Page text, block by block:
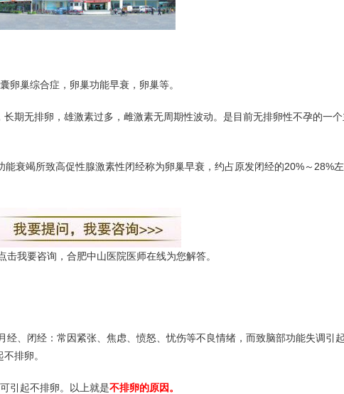
巢综合症，卵巢功能早衰，卵巢等。
无排卵，雄激素过多，雌激素无周期性波动。是目前无排卵性不孕的一
竭所致高促性腺激素性闭经称为卵巢早衰，约占原发闭经的20%～28%
击我要咨询，合肥中山医院医师在线为您解答。
、闭经：常因紧张、焦虑、愤怒、忧伤等不良情绪，而致脑部功能失调引
排卵。
引起不排卵。以上就是不排卵的原因。